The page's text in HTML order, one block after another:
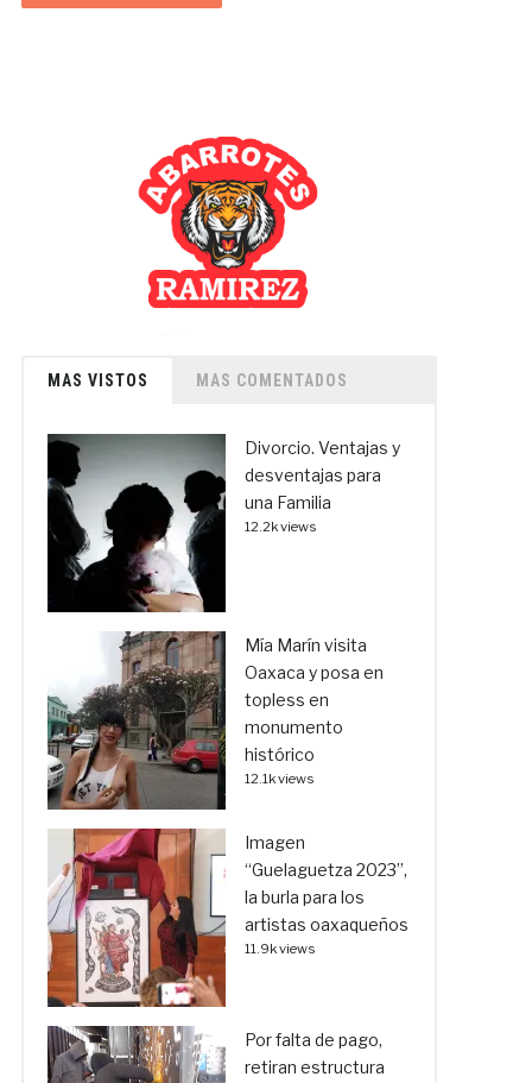
MAS VISTOS MAS COMENTADOS
Divorcio. Ventajas y
desventajas para
una Familia
12.2k views
Mía Marín visita
Oaxaca y posa en
topless en
monumento
histórico
12.1k views
Imagen
“Guelaguetza 2023”,
la burla para los
artistas oaxaqueños
11.9k views
Por falta de pago,
retiran estructura